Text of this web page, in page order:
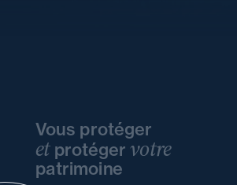
Vous protéger
etprotéger votre
patrimoine